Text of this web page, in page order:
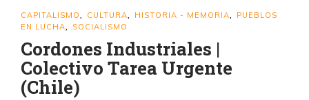
CAPITALISMO CULTURA HISTORIA - MEMORIA
PUEBLOS
EN LUCHA
SOCIALISMO
Cordones Industriales |
Colectivo Tarea Urgente
(Chile)